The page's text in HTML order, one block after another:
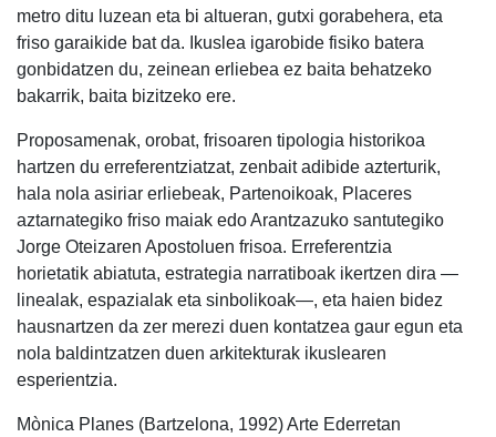
metro ditu luzean eta bi altueran, gutxi gorabehera, eta
friso garaikide bat da. Ikuslea igarobide fisiko batera
gonbidatzen du, zeinean erliebea ez baita behatzeko
bakarrik, baita bizitzeko ere.
Proposamenak, orobat, frisoaren tipologia historikoa
hartzen du erreferentziatzat, zenbait adibide azterturik,
hala nola asiriar erliebeak, Partenoikoak, Placeres
aztarnategiko friso maiak edo Arantzazuko santutegiko
Jorge Oteizaren Apostoluen frisoa. Erreferentzia
horietatik abiatuta, estrategia narratiboak ikertzen dira —
linealak, espazialak eta sinbolikoak—, eta haien bidez
hausnartzen da zer merezi duen kontatzea gaur egun eta
nola baldintzatzen duen arkitekturak ikuslearen
esperientzia.
Mònica Planes (Bartzelona, 1992) Arte Ederretan